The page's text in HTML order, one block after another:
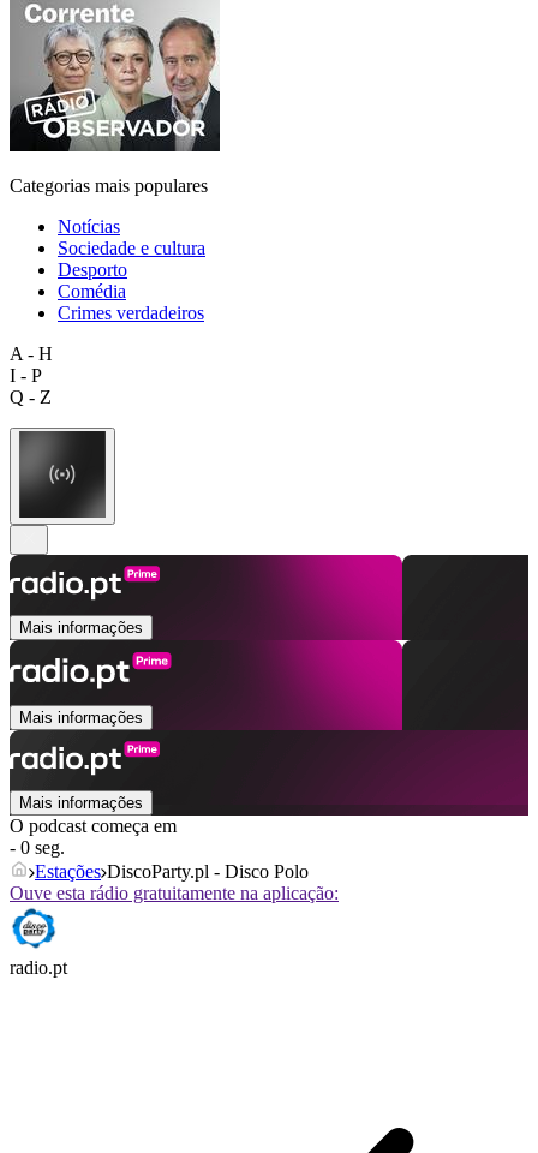
Categorias mais populares
Notícias
Sociedade e cultura
Desporto
Comédia
Crimes verdadeiros
A - H
I - P
Q - Z
Mais informações
Mais informações
Mais informações
O podcast começa em
- 0 seg.
Estações DiscoParty.pl - Disco Polo
Ouve esta rádio gratuitamente na aplicação:
radio.pt